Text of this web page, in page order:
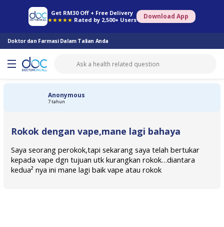
Get RM30 Off + Free Delivery
★★★★★ Rated by 2,500+ Users Download App
Doktor dan Farmasi Dalam Talian Anda
Farmasi Online Konsult Doktor Saringan Kesihatan Konsult Pakar
Anonymous
7 tahun
Rokok dengan vape,mane lagi bahaya
Saya seorang perokok,tapi sekarang saya telah bertukar
kepada vape dgn tujuan utk kurangkan rokok…diantara
kedua² nya ini mane lagi baik vape atau rokok